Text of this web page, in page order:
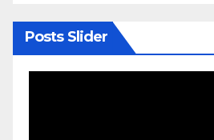
Posts Slider